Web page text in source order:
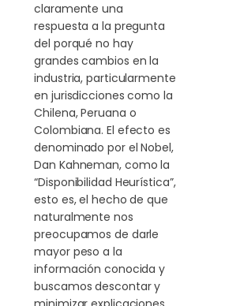
claramente una
respuesta a la pregunta
del porqué no hay
grandes cambios en la
industria, particularmente
en jurisdicciones como la
Chilena, Peruana o
Colombiana. El efecto es
denominado por el Nobel,
Dan Kahneman, como la
“Disponibilidad Heurística”,
esto es, el hecho de que
naturalmente nos
preocupamos de darle
mayor peso a la
información conocida y
buscamos descontar y